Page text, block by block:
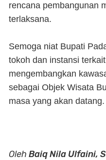
rencana pembangunan
terlaksana.
Semoga niat Bupati
tokoh dan instansi
mengembangkan
sebagai Objek Wisata
masa yang akan datang.
Oleh Baiq Nila Ulfaini,